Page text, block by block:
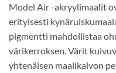
Model Air -akryylimaalit
erityisesti
pigmentti mahdollistaa
värikerroksen. Värit
yhtenäisen maalikalvon